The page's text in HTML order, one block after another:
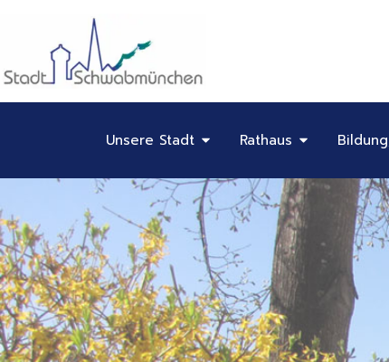
springen
Unsere Stadt Öffne Unsere Stadt
Rathaus Öffne Rathaus